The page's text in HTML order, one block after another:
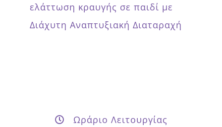
ελάττωση κραυγής σε παιδί με
Διάχυτη Αναπτυξιακή Διαταραχή
Ωράριο Λειτουργίας